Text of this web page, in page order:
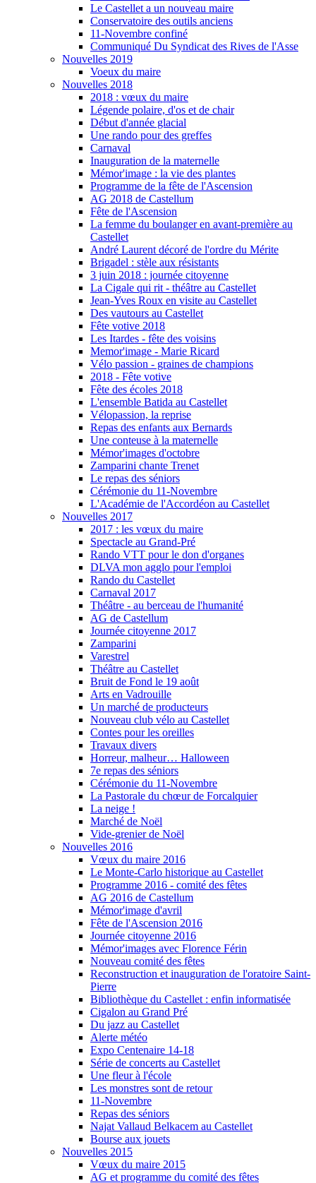
Le Castellet a un nouveau maire
Conservatoire des outils anciens
11-Novembre confiné
Communiqué Du Syndicat des Rives de l'Asse
Nouvelles 2019
Voeux du maire
Nouvelles 2018
2018 : vœux du maire
Légende polaire, d'os et de chair
Début d'année glacial
Une rando pour des greffes
Carnaval
Inauguration de la maternelle
Mémor'image : la vie des plantes
Programme de la fête de l'Ascension
AG 2018 de Castellum
Fête de l'Ascension
La femme du boulanger en avant-première au
Castellet
André Laurent décoré de l'ordre du Mérite
Brigadel : stèle aux résistants
3 juin 2018 : journée citoyenne
La Cigale qui rit - théâtre au Castellet
Jean-Yves Roux en visite au Castellet
Des vautours au Castellet
Fête votive 2018
Les Itardes - fête des voisins
Memor'image - Marie Ricard
Vélo passion - graines de champions
2018 - Fête votive
Fête des écoles 2018
L'ensemble Batida au Castellet
Vélopassion, la reprise
Repas des enfants aux Bernards
Une conteuse à la maternelle
Mémor'images d'octobre
Zamparini chante Trenet
Le repas des séniors
Cérémonie du 11-Novembre
L'Académie de l'Accordéon au Castellet
Nouvelles 2017
2017 : les vœux du maire
Spectacle au Grand-Pré
Rando VTT pour le don d'organes
DLVA mon agglo pour l'emploi
Rando du Castellet
Carnaval 2017
Théâtre - au berceau de l'humanité
AG de Castellum
Journée citoyenne 2017
Zamparini
Varestrel
Théâtre au Castellet
Bruit de Fond le 19 août
Arts en Vadrouille
Un marché de producteurs
Nouveau club vélo au Castellet
Contes pour les oreilles
Travaux divers
Horreur, malheur… Halloween
7e repas des séniors
Cérémonie du 11-Novembre
La Pastorale du chœur de Forcalquier
La neige !
Marché de Noël
Vide-grenier de Noël
Nouvelles 2016
Vœux du maire 2016
Le Monte-Carlo historique au Castellet
Programme 2016 - comité des fêtes
AG 2016 de Castellum
Mémor'image d'avril
Fête de l'Ascension 2016
Journée citoyenne 2016
Mémor'images avec Florence Férin
Nouveau comité des fêtes
Reconstruction et inauguration de l'oratoire Saint-
Pierre
Bibliothèque du Castellet : enfin informatisée
Cigalon au Grand Pré
Du jazz au Castellet
Alerte météo
Expo Centenaire 14-18
Série de concerts au Castellet
Une fleur à l'école
Les monstres sont de retour
11-Novembre
Repas des séniors
Najat Vallaud Belkacem au Castellet
Bourse aux jouets
Nouvelles 2015
Vœux du maire 2015
AG et programme du comité des fêtes